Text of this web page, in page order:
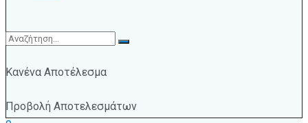
Κανένα Αποτέλεσμα
Προβολή Αποτελεσμάτων